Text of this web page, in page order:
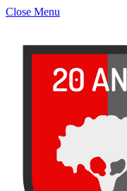
Close Menu